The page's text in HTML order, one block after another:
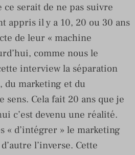
serait de ne pas suivre
appris il y a 10, 20 ou 30 ans
de leur « machine
comme nous le
interview la séparation
du marketing et du
sens. Cela fait 20 ans que je
c’est devenu une réalité.
« d’intégrer » le marketing
l’inverse. Cette